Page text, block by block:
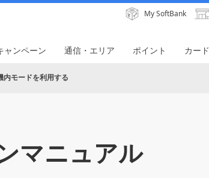
My SoftBank
ャンペーン 通信・エリア ポイント カード
内モードを利用する
マニュアル